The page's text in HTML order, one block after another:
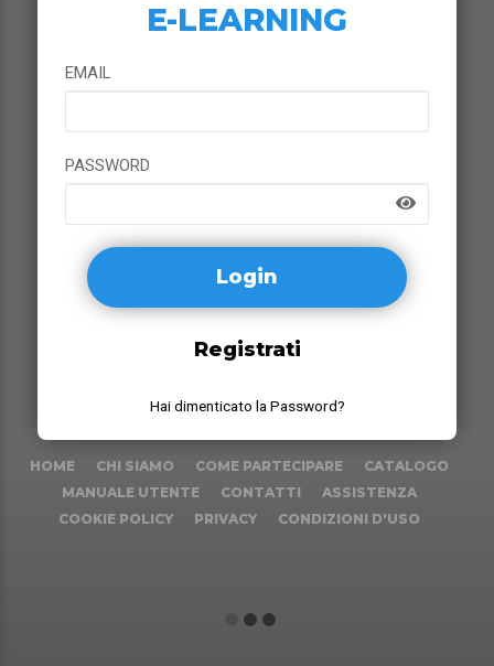
2 3
E-LEARNING
EMAIL
PASSWORD
Registrati
Hai dimenticato la Password?
HOME CHI SIAMO COME PARTECIPARE
CATALOGO
MANUALE UTENTE
CONTATTI
ASSISTENZA
COOKIE POLICY
PRIVACY CONDIZIONI D'USO